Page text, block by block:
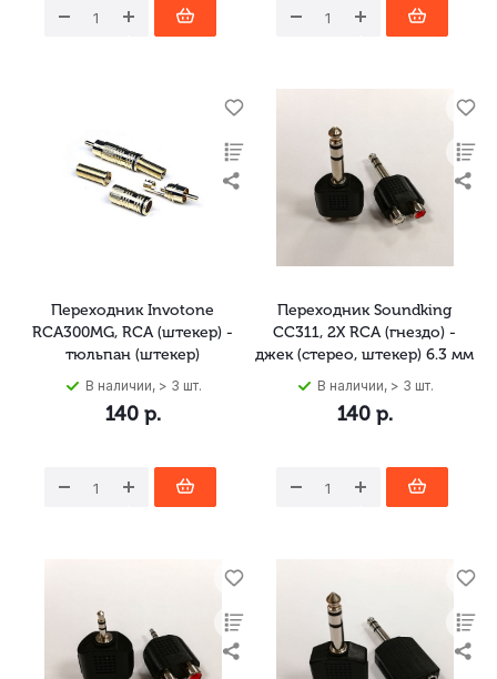
Переходник Invotone
RCA300MG, RCA (штекер) -
тюльпан (штекер)
В наличии, > 3 шт.
140р.
Переходник Soundking
CC311, 2X RCA (гнездо) -
джек (стерео, штекер) 6.3 мм
В наличии, > 3 шт.
140р.